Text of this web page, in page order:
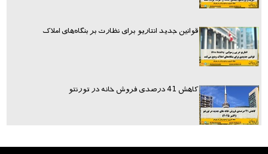
قوانین جدید انتاریو برای نظارت بر بنگاه‌های املاک
کاهش 41 درصدی فروش خانه در تورنتو